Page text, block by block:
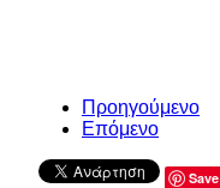
Προηγούμενο
Επόμενο
Save